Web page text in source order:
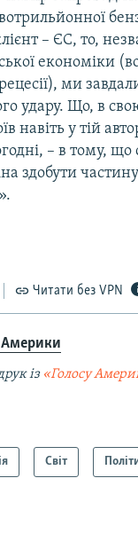
– ЄС, то,
економіки
ми
удару. Що, в
навіть у тій
– в тому, що
здобути
Читати без VPN
Америки
із «Голосу
Світ